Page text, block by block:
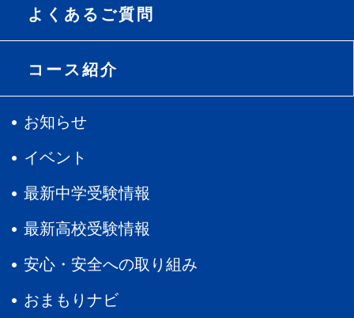
よくあるご質問
コース紹介
お知らせ
イベント
最新中学受験情報
最新高校受験情報
安心・安全への取り組み
おまもりナビ